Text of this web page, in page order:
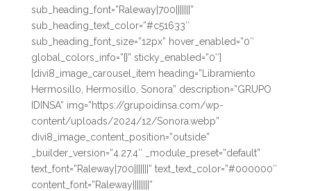
sub_heading_font=”Raleway|700|||||||”
sub_heading_text_color=”#c51633″
sub_heading_font_size=”12px” hover_enabled=”0″
global_colors_info=”{}” sticky_enabled=”0″]
[divi8_image_carousel_item heading=”Libramiento
Hermosillo, Hermosillo, Sonora” description=”GRUPO
IDINSA” img=”https://grupoidinsa.com/wp-
content/uploads/2024/12/Sonora.webp”
divi8_image_content_position=”outside”
_builder_version=”4.27.4″ _module_preset=”default”
text_font=”Raleway|700|||||||” text_text_color=”#000000″
content_font=”Raleway||||||||”